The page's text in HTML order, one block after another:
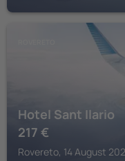
Hotel Sant Ilario
217 €
Rovereto, 14 August